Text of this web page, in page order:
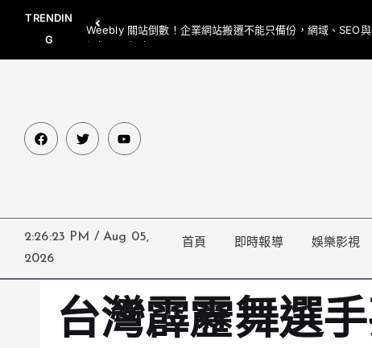
TRENDIN
G
Weebly 關站倒數！企業網站搬遷不能只備份，網域、SEO
網都要一起處理
2:26:24 PM / Aug 05,
2026
首頁 即時報導 娛樂影視
台灣霹靂舞選